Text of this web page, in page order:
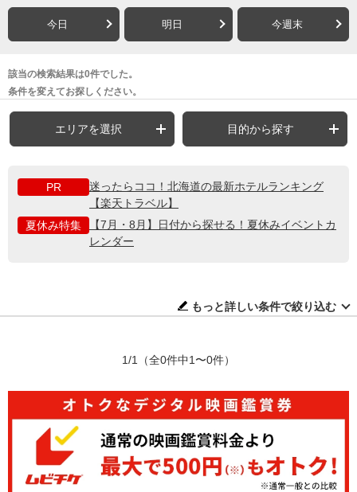
今日 明日 今週末
該当の検索結果は0件でした。
条件を変えてお探しください。
エリアを選択 目的から探す
PR
迷ったらココ！北海道の最新ホテルランキング
【楽天トラベル】
夏休み特集
【7月・8月】日付から探せる！夏休みイベントカ
レンダー
もっと詳しい条件で絞り込む
1/1 （全0件中1〜0件）